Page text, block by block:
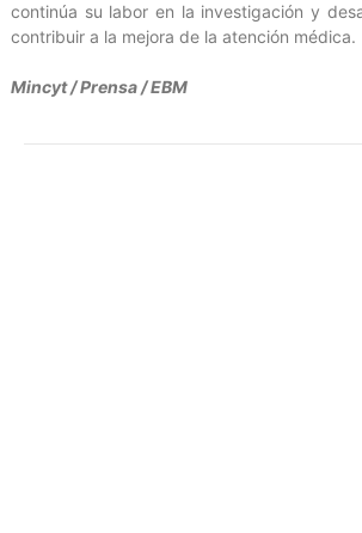
continúa su labor en la investigación y
contribuir a la mejora de la atención médica.
Mincyt / Prensa / EBM